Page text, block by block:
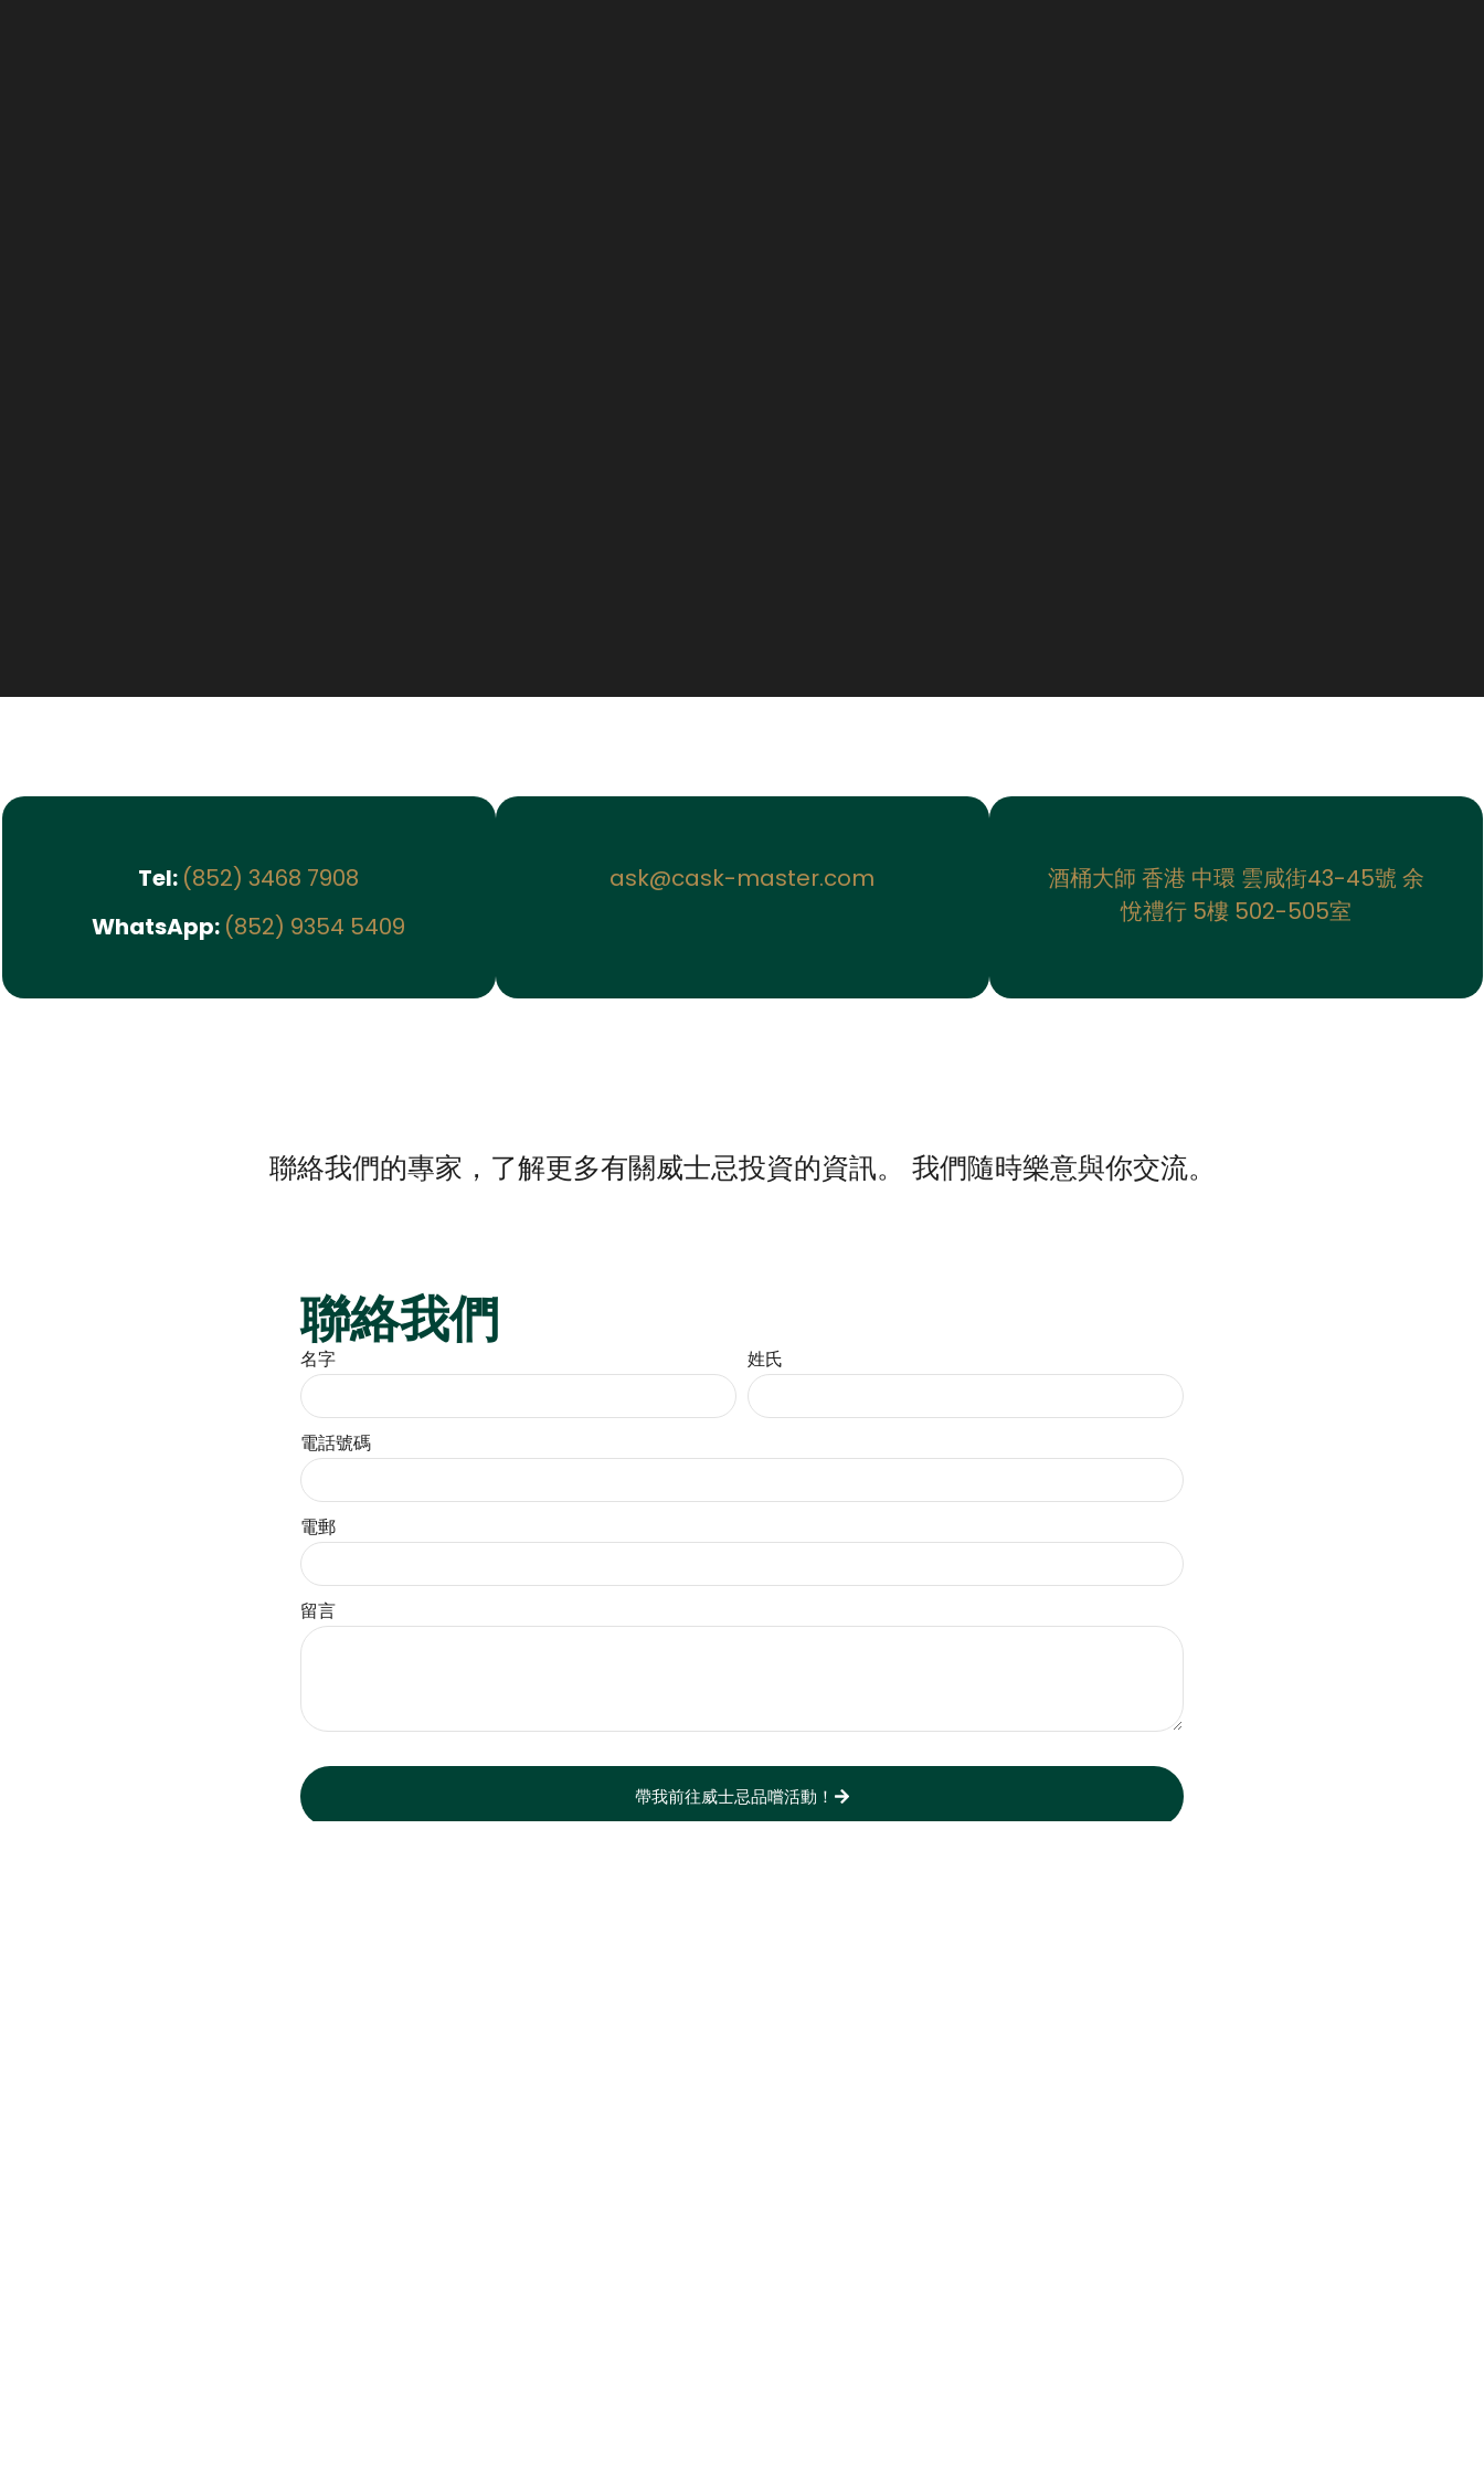
Tel: (852) 3468 7908
WhatsApp: (852) 9354 5409
ask@cask-master.com
酒桶大師 香港 中環 雲咸街43-45號 余
悅禮行 5樓 502-505室​
聯絡我們的專家，了解更多有關威士忌投資的資訊。 我們隨時樂意與你交流。
聯絡我們
名字 姓氏
電話號碼
電郵
留言
帶我前往威士忌品嚐活動！